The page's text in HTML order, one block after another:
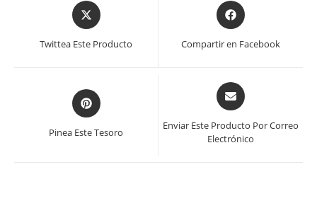
Se
abre
Twittea Este Producto
Se
abre
en
ventana
Compartir en Facebook
Se
abre
una
Pinea Este Tesoro
Se
abre
una
Enviar Este Producto Por Correo
Electrónico